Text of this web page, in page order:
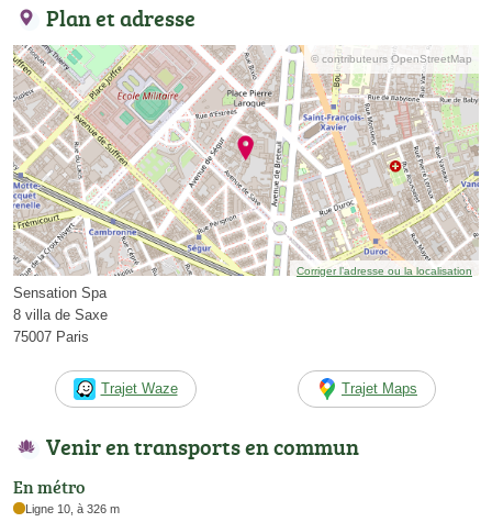
Plan et adresse
© contributeurs OpenStreetMap
Corriger l’adresse ou la localisation
Sensation Spa
8 villa de Saxe
75007 Paris
Trajet Waze Trajet Maps
Venir en transports en commun
En métro
Ligne 10, à 326 m